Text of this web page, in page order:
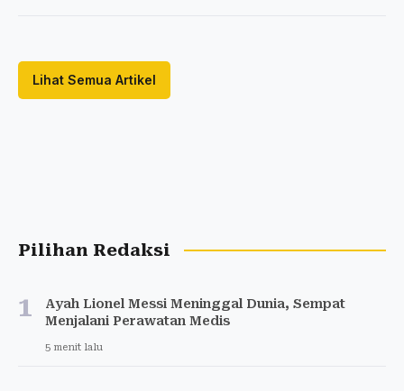
Lihat Semua Artikel
Pilihan Redaksi
1
Ayah Lionel Messi Meninggal Dunia, Sempat
Menjalani Perawatan Medis
5 menit lalu